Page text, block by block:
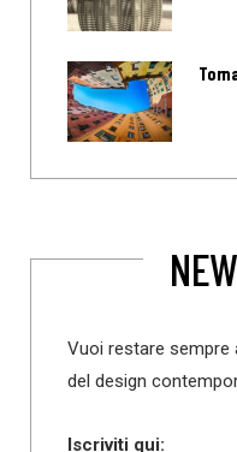
Vuoi restare sempre
del design
Iscriviti qui: